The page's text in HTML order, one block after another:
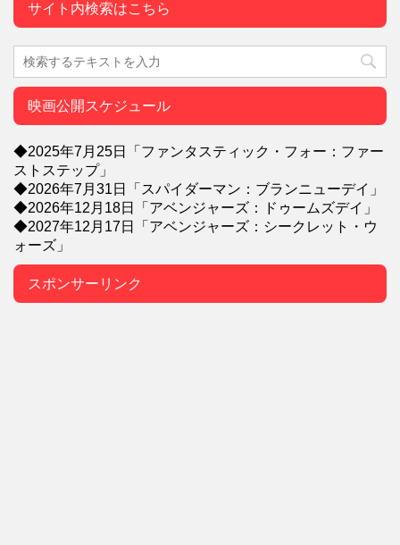
サイト内検索はこちら
映画公開スケジュール
◆2025年7月25日「ファンタスティック・フォー：ファー
ストステップ」
◆2026年7月31日「スパイダーマン：ブランニューデイ」
◆2026年12月18日「アベンジャーズ：ドゥームズデイ」
◆2027年12月17日「アベンジャーズ：シークレット・ウ
ォーズ」
スポンサーリンク